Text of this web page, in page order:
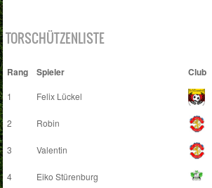
TORSCHÜTZENLISTE
Rang Spieler Club
1 Felix Lückel
2 Robin
3 Valentin
4 Eiko Stürenburg